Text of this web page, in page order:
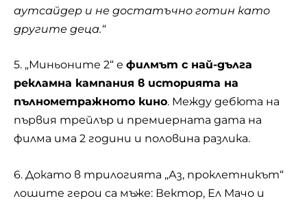
аутсайдер и не достатъчно готин като
другите деца.“
5. „Миньоните 2“ е филмът с най-дълга
рекламна кампания в историята на
пълнометражното кино. Между дебюта на
първия трейлър и премиерната дата на
филма има 2 години и половина разлика.
6. Докато в трилогията „Аз, проклетникът“
лошите герои са мъже: Вектор, Ел Мачо и